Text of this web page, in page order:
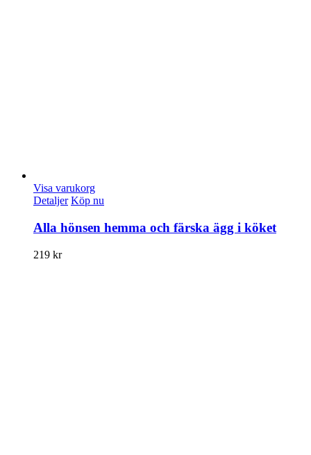
Visa varukorg
Detaljer Köp nu
Alla hönsen hemma och färska ägg i köket
219 kr